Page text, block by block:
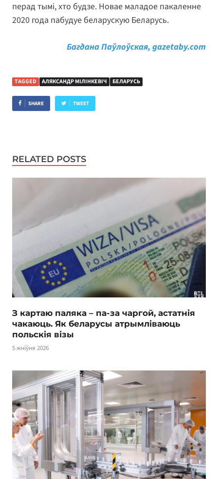
перад тымі, хто будзе. Новае маладое пакаленне
2020 года пабудуе беларускую Беларусь.
Багдана Паўлоўская, gazetaby.com
TAGGED АЛЯКСАНДР МІЛІНКЕВІЧ БЕЛАРУСЬ
SHARE TWEET
RELATED POSTS
З картаю паляка – па-за чаргой, астатнія
чакаюць. Як беларусы атрымліваюць
польскія візы
5 жніўня 2026